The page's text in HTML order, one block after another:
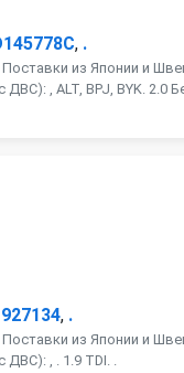
, .
из Японии и
, ALT, BPJ, BYK. 2.0
, .
из Японии и
ДВС): , . 1.9 TDI. .